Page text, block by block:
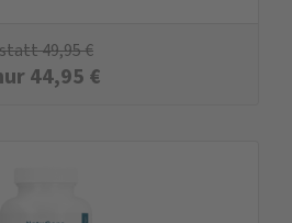
statt49,95€
44,95 €